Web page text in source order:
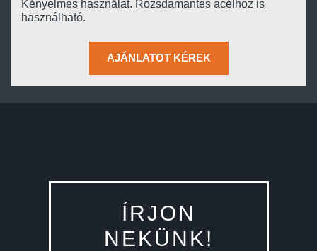
Kényelmes használat. Rozsdamantes acélhoz is
használható.
AJÁNLATOT KÉREK
ÍRJON
NEKÜNK!